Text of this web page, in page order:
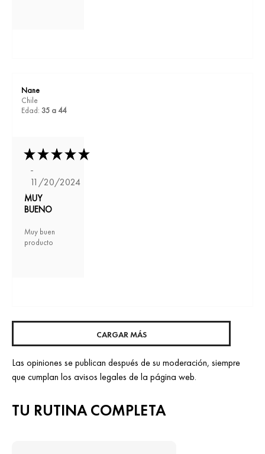
Nane
Chile
Edad: 35 a 44
-
11/20/2024
MUY
BUENO
Muy buen
producto
CARGAR MÁS
Las opiniones se publican después de su moderación, siempre
que cumplan los avisos legales de la página web.
TU RUTINA COMPLETA